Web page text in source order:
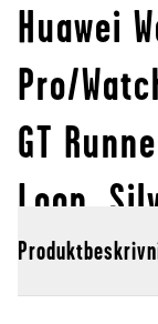
Huawei
Pro/
GT
Loop,